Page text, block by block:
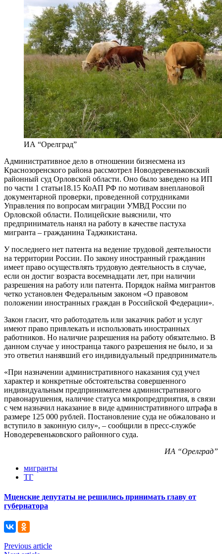
ИА “Орелград”
Административное дело в отношении бизнесмена из
Краснозоренского района рассмотрел Новодеревеньковский
районный суд Орловской области. Оно было заведено на ИП
по части 1 статьи18.15 КоАП РФ по мотивам внеплановой
документарной проверки, проведенной сотрудниками
Управления по вопросам миграции УМВД России по
Орловской области. Полицейские выяснили, что
предприниматель нанял на работу в качестве пастуха
мигранта – гражданина Таджикистана.
У последнего нет патента на ведение трудовой деятельности
на территории России. По закону иностранный гражданин
имеет право осуществлять трудовую деятельность в случае,
если он достиг возраста восемнадцати лет, при наличии
разрешения на работу или патента. Порядок найма мигрантов
четко установлен Федеральным законом «О правовом
положении иностранных граждан в Российской Федерации».
Закон гласит, что работодатель или заказчик работ и услуг
имеют право привлекать и использовать иностранных
работников. Но наличие разрешения на работу обязательно. В
данном случае у иностранца такого разрешения не было, и за
это ответил нанявший его индивидуальный предприниматель
«При назначении административного наказания суд учел
характер и конкретные обстоятельства совершенного
индивидуальным предпринимателем административного
правонарушения, наличие статуса микропредприятия, в связи
с чем назначил наказание в виде административного штрафа в
размере 125 000 рублей. Постановление суда не обжаловано и
вступило в законную силу», – сообщили в пресс-службе
Новодеревеньковского районного суда.
ИА “Орелград”
мигранты
ТГ
Мценские депутаты не решились принимать главу от
губернатора
Previous article